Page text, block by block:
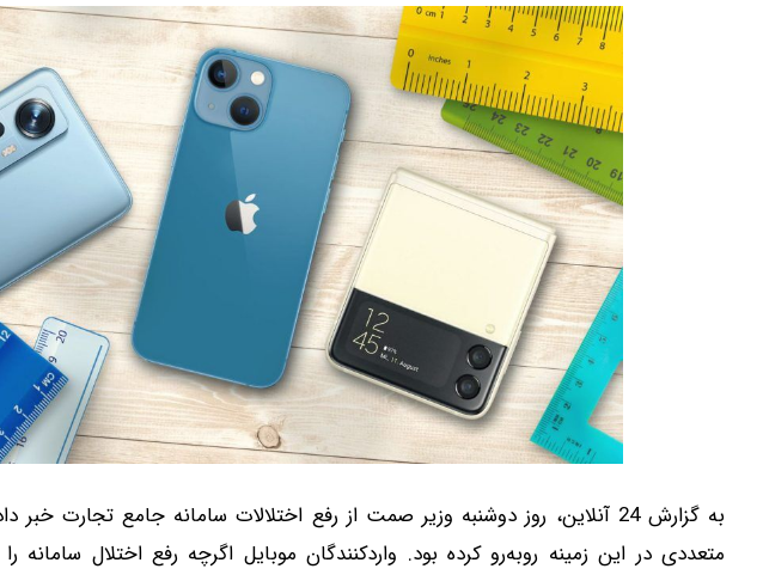
به گزارش 24 آنلاین، روز دوشنبه وزیر صمت از رفع اختلالات سامانه جامع تجارت
متعددی در این زمینه روبه‌رو کرده بود. واردکنندگان موبایل اگرچه رفع اختلال سامانه